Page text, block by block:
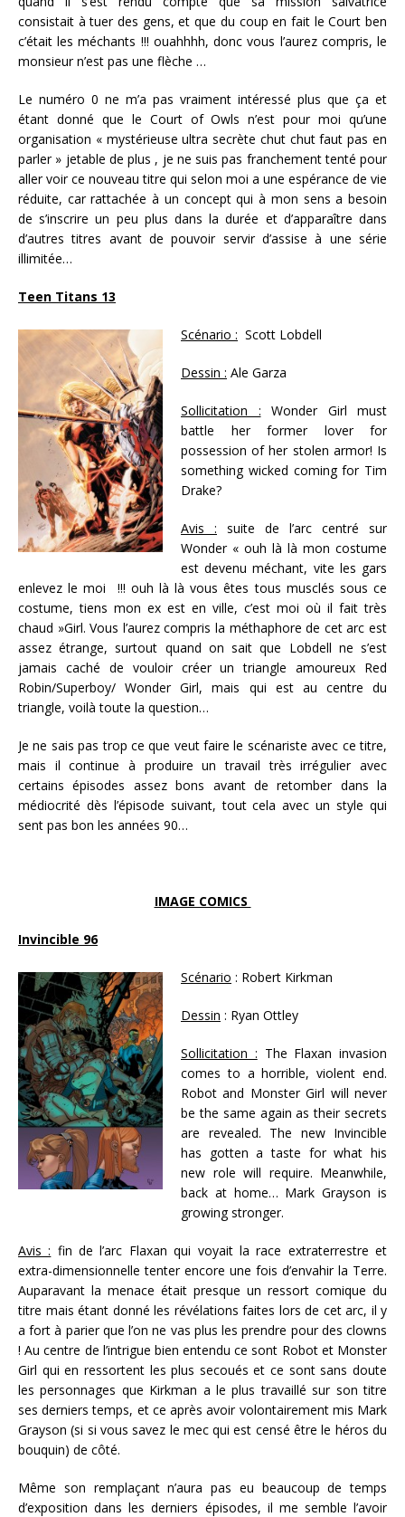
consistait à tuer des gens, et que du coup en fait le Court ben
c’était les méchants !!! ouahhhh, donc vous l’aurez compris, le
monsieur n’est pas une flèche …
Le numéro 0 ne m’a pas vraiment intéressé plus que ça et
étant donné que le Court of Owls n’est pour moi qu’une
organisation « mystérieuse ultra secrète chut chut faut pas en
parler » jetable de plus , je ne suis pas franchement tenté pour
aller voir ce nouveau titre qui selon moi a une espérance de vie
réduite, car rattachée à un concept qui à mon sens a besoin
de s’inscrire un peu plus dans la durée et d’apparaître dans
d’autres titres avant de pouvoir servir d’assise à une série
illimitée…
Teen Titans 13
Scénario : Scott Lobdell
Dessin : Ale Garza
Sollicitation : Wonder Girl must
battle her former lover for
possession of her stolen armor! Is
something wicked coming for Tim
Drake?
Avis : suite de l’arc centré sur
Wonder « ouh là là mon costume
est devenu méchant, vite les gars
enlevez le moi !!! ouh là là vous êtes tous musclés sous ce
costume, tiens mon ex est en ville, c’est moi où il fait très
chaud »Girl. Vous l’aurez compris la méthaphore de cet arc est
assez étrange, surtout quand on sait que Lobdell ne s’est
jamais caché de vouloir créer un triangle amoureux Red
Robin/Superboy/ Wonder Girl, mais qui est au centre du
triangle, voilà toute la question…
Je ne sais pas trop ce que veut faire le scénariste avec ce titre,
mais il continue à produire un travail très irrégulier avec
certains épisodes assez bons avant de retomber dans la
médiocrité dès l’épisode suivant, tout cela avec un style qui
sent pas bon les années 90…
IMAGE COMICS
Invincible 96
Scénario : Robert Kirkman
Dessin : Ryan Ottley
Sollicitation : The Flaxan invasion
comes to a horrible, violent end.
Robot and Monster Girl will never
be the same again as their secrets
are revealed. The new Invincible
has gotten a taste for what his
new role will require. Meanwhile,
back at home… Mark Grayson is
growing stronger.
Avis : fin de l’arc Flaxan qui voyait la race extraterrestre et
extra-dimensionnelle tenter encore une fois d’envahir la Terre.
Auparavant la menace était presque un ressort comique du
titre mais étant donné les révélations faites lors de cet arc, il y
a fort à parier que l’on ne vas plus les prendre pour des clowns
! Au centre de l’intrigue bien entendu ce sont Robot et Monster
Girl qui en ressortent les plus secoués et ce sont sans doute
les personnages que Kirkman a le plus travaillé sur son titre
ses derniers temps, et ce après avoir volontairement mis Mark
Grayson (si si vous savez le mec qui est censé être le héros du
bouquin) de côté.
Même son remplaçant n’aura pas eu beaucoup de temps
d’exposition dans les derniers épisodes, il me semble l’avoir